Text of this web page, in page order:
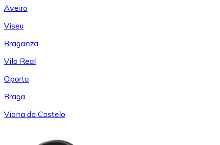
Aveiro
Viseu
Braganza
Vila Real
Oporto
Braga
Viana do Castelo